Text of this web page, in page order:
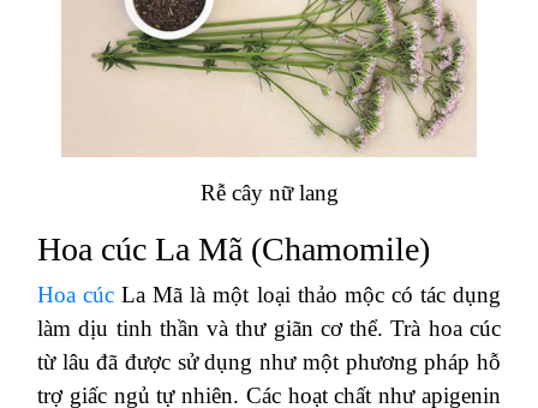
Rễ cây nữ lang
Hoa cúc La Mã (Chamomile)
Hoa cúc La Mã là một loại thảo mộc có tác dụng
làm dịu tinh thần và thư giãn cơ thể. Trà hoa cúc
từ lâu đã được sử dụng như một phương pháp hỗ
trợ giấc ngủ tự nhiên. Các hoạt chất như apigenin